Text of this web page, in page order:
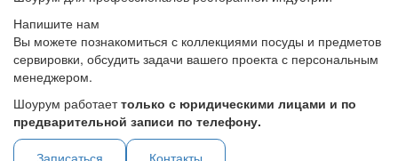
Напишите нам
Вы можете познакомиться с коллекциями посуды и предметов
сервировки, обсудить задачи вашего проекта с персональным
менеджером.
Шоурум работаеттолько с юридическими лицами и по
предварительной записи по телефону.